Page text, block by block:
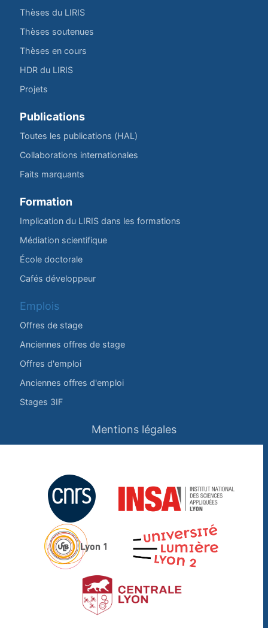
Thèses du LIRIS
Thèses soutenues
Thèses en cours
HDR du LIRIS
Projets
Publications
Toutes les publications (HAL)
Collaborations internationales
Faits marquants
Formation
Implication du LIRIS dans les formations
Médiation scientifique
École doctorale
Cafés développeur
Emplois
Offres de stage
Anciennes offres de stage
Offres d'emploi
Anciennes offres d'emploi
Stages 3IF
Mentions légales